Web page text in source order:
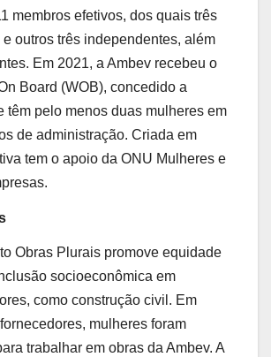
membros efetivos, dos quais três
outros três independentes, além
Em 2021, a Ambev recebeu o
Board (WOB), concedido a
têm pelo menos duas mulheres em
de administração. Criada em
tem o apoio da ONU Mulheres e
Obras Plurais promove equidade
socioeconômica em
como construção civil. Em
mulheres foram
trabalhar em obras da Ambev. A